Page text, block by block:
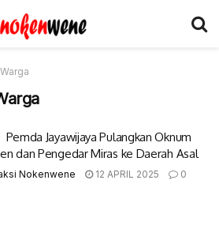
Jayawijaya Pulangkan Oknum
dan Pengedar Miras ke Daerah Asal
Nokenwene 12 APRIL 2025 0